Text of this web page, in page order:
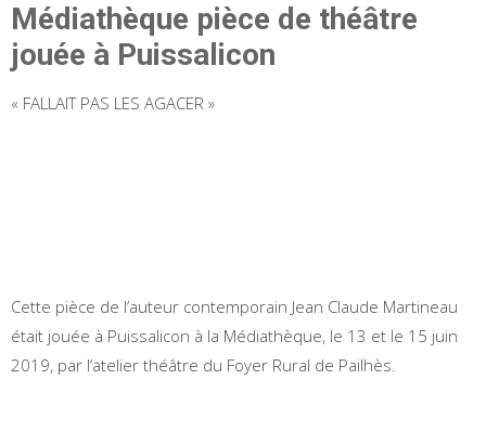
Médiathèque pièce de théâtre
jouée à Puissalicon
« FALLAIT PAS LES AGACER »
Cette pièce de l’auteur contemporain Jean Claude Martineau
était jouée à Puissalicon à la Médiathèque, le 13 et le 15 juin
2019, par l’atelier théâtre du Foyer Rural de Pailhès.